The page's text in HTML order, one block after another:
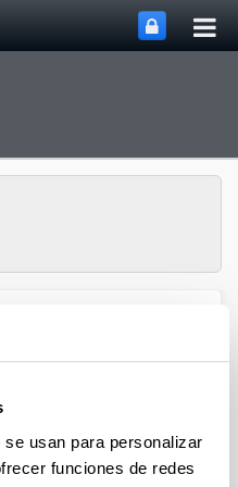
usan para personalizar
funciones de redes
&